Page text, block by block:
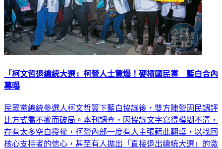
「柯文哲退總統大選」柯營人士驚爆！硬槓國民黨 藍白合內
幕曝
民眾黨總統參選人柯文哲簽下藍白協議後，雙方陣營因民調評
比方式喬不攏而破局。本刊調查，因協議文字寫得模糊不清，
存有太多空白授權，柯營內部一度有人主張藉此翻桌，以找回
核心支持者的信心，甚至有人拋出「直接退出總統大選」的激